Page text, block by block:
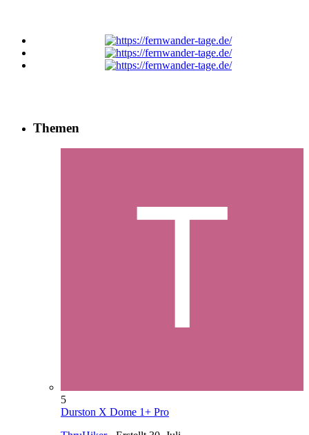
Themen
5
Durston X Dome 1+ Pro